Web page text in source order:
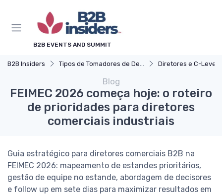
B2B EVENTS AND SUMMIT
B2B Insiders Tipos de Tomadores de Decisão Diretores e C-Level (CEO,
Blog
FEIMEC 2026 começa hoje: o roteiro
de prioridades para diretores
comerciais industriais
Guia estratégico para diretores comerciais B2B na
FEIMEC 2026: mapeamento de estandes prioritários,
gestão de equipe no estande, abordagem de decisores
e follow up em sete dias para maximizar resultados em